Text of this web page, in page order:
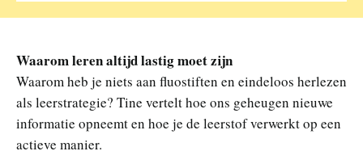
Waarom leren altijd lastig moet zijn
Waarom heb je niets aan fluostiften en eindeloos herlezen
als leerstrategie? Tine vertelt hoe ons geheugen nieuwe
informatie opneemt en hoe je de leerstof verwerkt op een
actieve manier.